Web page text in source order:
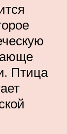
Птица